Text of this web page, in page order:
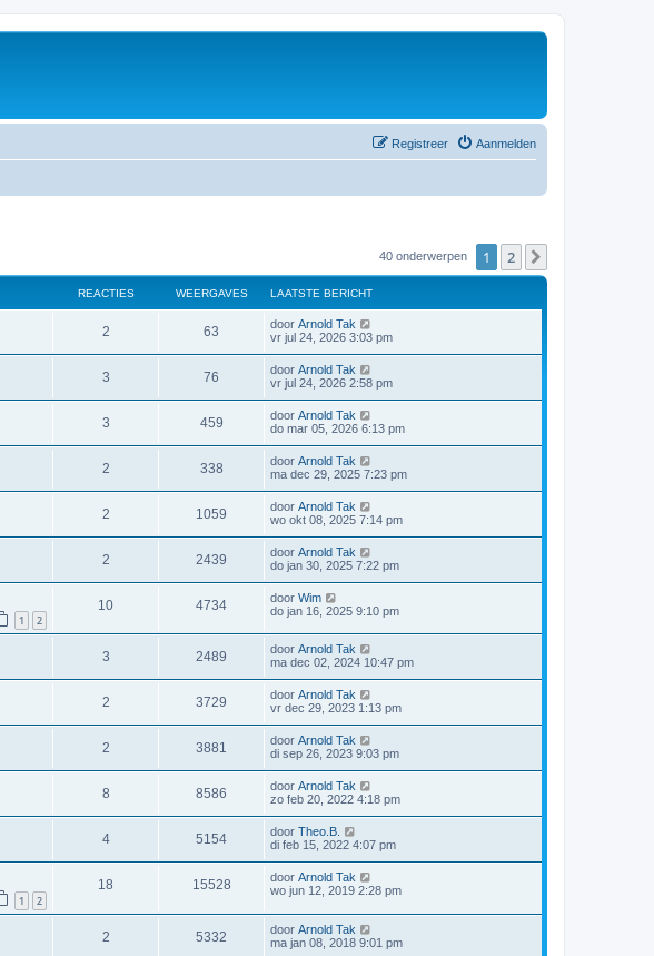
Aanmelden
Registreer
40 onderwerpen 1 2
REACTIES WEERGAVES LAATSTE BERICHT
2 63 door Arnold Tak
vr jul 24, 2026 3:03 pm
3 76 door Arnold Tak
vr jul 24, 2026 2:58 pm
3 459 door Arnold Tak
do mar 05, 2026 6:13 pm
2 338 door Arnold Tak
ma dec 29, 2025 7:23 pm
2 1059 door Arnold Tak
wo okt 08, 2025 7:14 pm
2 2439 door Arnold Tak
do jan 30, 2025 7:22 pm
1 2
10 4734 door Wim
do jan 16, 2025 9:10 pm
3 2489 door Arnold Tak
ma dec 02, 2024 10:47 pm
2 3729 door Arnold Tak
vr dec 29, 2023 1:13 pm
2 3881 door Arnold Tak
di sep 26, 2023 9:03 pm
8 8586 door Arnold Tak
zo feb 20, 2022 4:18 pm
4 5154 door Theo.B.
di feb 15, 2022 4:07 pm
1 2
18 15528 door Arnold Tak
wo jun 12, 2019 2:28 pm
2 5332 door Arnold Tak
ma jan 08, 2018 9:01 pm